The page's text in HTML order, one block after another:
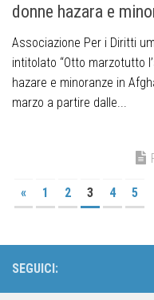
donne hazara e
Associazione Per i Diritti
intitolato “Otto marzotutto
hazare e minoranze in
marzo a partire dalle...
« 1 2 3 4 5
SEGUICI: